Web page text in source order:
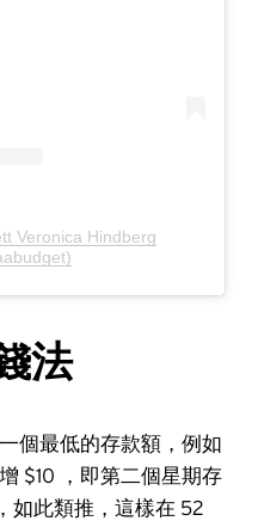
Veronica Hindberg
法
個最低的存款額，例如
$10 ，即第二個星期存
如此類推，這樣在 52